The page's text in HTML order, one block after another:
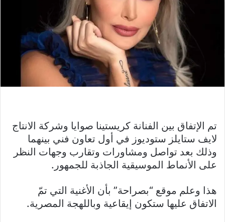
تم الإتفاق بين الفنانة كريستينا صوايا وشركة الانتاج
لايف ستايلز ستوديوز في أول تعاون فني بينهما
وذلك بعد تواصل ومشاورات وتقارب وجهات النظر
على الأنماط الموسيقية الجاذبة للجمهور.
هذا وعلم موقع “بصراحة” بأن الأغنية التي تمّ
الاتفاق عليها ستكون إيقاعية وباللهجة المصرية.